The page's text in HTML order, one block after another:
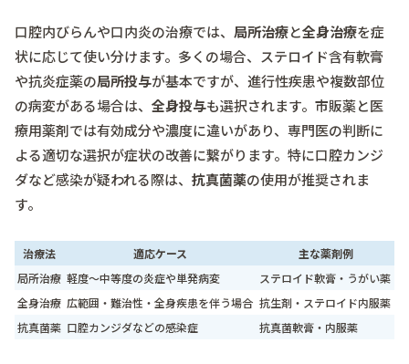
口腔内びらんや口内炎の治療では、 局所治療と全身治療を症
状に応じて使い分けます。多くの場合、ステロイド含有軟膏
や抗炎症薬の局所投与が基本ですが、進行性疾患や複数部位
の病変がある場合は、 全身投与も選択されます。市販薬と医
療用薬剤では有効成分や濃度に違いがあり、専門医の判断に
よる適切な選択が症状の改善に繋がります。特に口腔カンジ
ダなど感染が疑われる際は、 抗真菌薬の使用が推奨されま
す。
治療法 適応ケース
主な薬剤例
局所治療 軽度～中等度の炎症や単発病変
ステロイド軟膏・うがい薬
全身治療 広範囲・難治性・全身疾患を伴う場合 抗生剤・ステロイド内服薬
抗真菌薬 口腔カンジダなどの感染症 抗真菌軟膏・内服薬